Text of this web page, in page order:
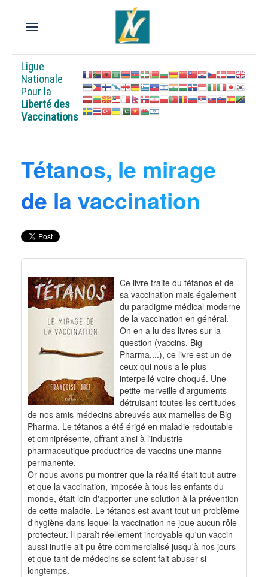
Ligue
Nationale
Pour la
Liberté des
Vaccinations
Tétanos, le mirage
de la vaccination
Ce livre traite du tétanos et de
sa vaccination mais également
du paradigme médical moderne
de la vaccination en général.
On en a lu des livres sur la
question (vaccins, Big
Pharma,...), ce livre est un de
ceux qui nous a le plus
interpellé voire choqué. Une
petite merveille d'arguments
détruisant toutes les certitudes
de nos amis médecins abreuvés aux mamelles de Big
Pharma. Le tétanos a été érigé en maladie redoutable
et omniprésente, offrant ainsi à l'industrie
pharmaceutique productrice de vaccins une manne
permanente.
Or nous avons pu montrer que la réalité était tout autre
et que la vaccination, imposée à tous les enfants du
monde, était loin d'apporter une solution à la prévention
de cette maladie. Le tétanos est avant tout un problème
d'hygiène dans lequel la vaccination ne joue aucun rôle
protecteur. Il paraît réellement incroyable qu'un vaccin
aussi inutile ait pu être commercialisé jusqu'à nos jours
et que tant de médecins se soient fait abuser si
longtemps.